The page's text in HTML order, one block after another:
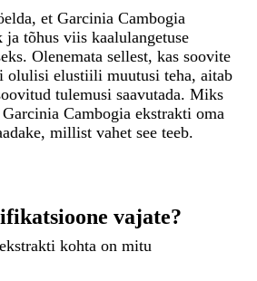
et Garcinia Cambogia
tõhus viis kaalulangetuse
Olenemata sellest, kas soovite
olulisi elustiili muutusi teha, aitab
tulemusi saavutada. Miks
Cambogia ekstrakti oma
millist vahet see teeb.
vajate?
kohta on mitu